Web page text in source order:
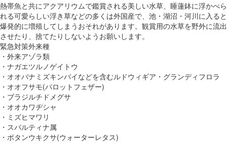
熱帯魚と共にアクアリウムで鑑賞される美しい水草、睡蓮鉢に浮かべら
れる可愛らしい浮き草などの多くは外国産で、池・湖沼・河川に入ると
爆発的に増殖してしまうおそれがあります。観賞用の水草を野外に流出
させたり、捨てたりしないようお願いします。
緊急対策外来種
・外来アゾラ類
・ナガエツルノゲイトウ
・オオバナミズキンバイなどを含むルドウィギア・グランディフロラ
・オオフサモ(パロットフェザー)
・ブラジルチドメグサ
・オオカワヂシャ
・ミズヒマワリ
・スパルティナ属
・ボタンウキクサ(ウォーターレタス)